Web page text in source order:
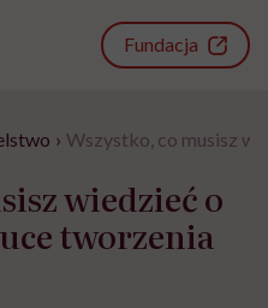
Fundacja
› Wszystko, co musisz
wiedzieć o
tworzenia